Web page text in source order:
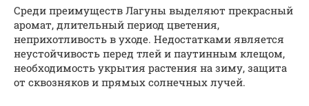
Среди преимуществ Лагуны выделяют прекрасный
аромат, длительный период цветения,
неприхотливость в уходе. Недостатками является
неустойчивость перед тлей и паутинным клещом,
необходимость укрытия растения на зиму, защита
от сквозняков и прямых солнечных лучей.